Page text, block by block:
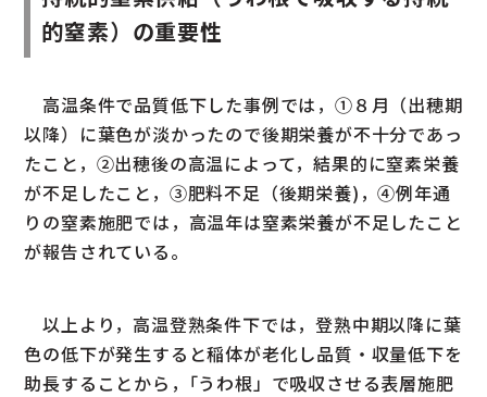
的窒素）の重要性
高温条件で品質低下した事例では，①８月（出穂期
以降）に葉色が淡かったので後期栄養が不十分であっ
たこと，②出穂後の高温によって，結果的に窒素栄養
が不足したこと，③肥料不足（後期栄養)，④例年通
りの窒素施肥では，高温年は窒素栄養が不足したこと
が報告されている。
以上より，高温登熟条件下では，登熟中期以降に葉
色の低下が発生すると稲体が老化し品質・収量低下を
助長することから，｢うわ根」で吸収させる表層施肥